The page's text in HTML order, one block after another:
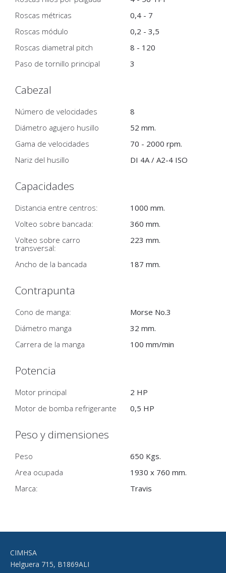
Roscas métricas
0,4 - 7
Roscas módulo
0,2 - 3,5
Roscas diametral pitch
8 - 120
Paso de tornillo principal
3
Cabezal
Número de velocidades
8
Diámetro agujero husillo
52 mm.
Gama de velocidades
70 - 2000 rpm.
Nariz del husillo
DI 4A / A2-4 ISO
Capacidades
Distancia entre centros:
1000 mm.
Volteo sobre bancada:
360 mm.
Volteo sobre carro
transversal:
223 mm.
Ancho de la bancada 187 mm.
Contrapunta
Cono de manga:
Morse No.3
Diámetro manga
32 mm.
Carrera de la manga
100 mm/min
Potencia
Motor principal
2 HP
Motor de bomba refrigerante
0,5 HP
Peso y dimensiones
Peso
650 Kgs.
Area ocupada
1930 x 760 mm.
Marca:
Travis
CIMHSA
Helguera 715, B1869ALI